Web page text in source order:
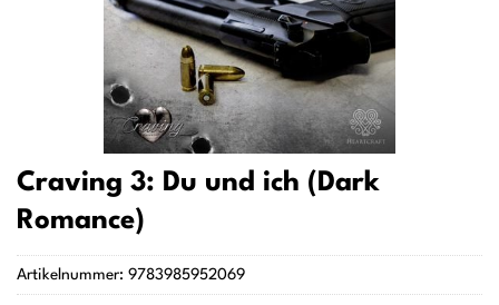
Craving 3: Du und ich (Dark
Romance)
Artikelnummer: 9783985952069